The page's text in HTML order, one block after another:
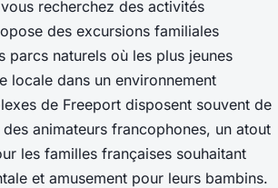
recherchez des activités
des excursions familiales
parcs naturels où les plus jeunes
locale dans un environnement
de Freeport disposent souvent de
animateurs francophones, un atout
les familles françaises souhaitant
et amusement pour leurs bambins.